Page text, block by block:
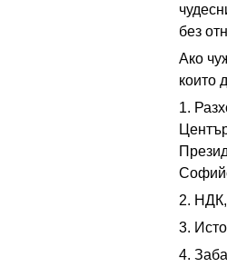
без
Ако
които
1.
2.
3.
4.